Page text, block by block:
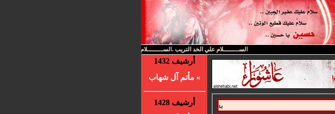
الســــــــلام علي الخد التريب .الســــــــلام علي الشيب الخضيب . الســــــــلام على الســـبط
أرشيف 1432
» مأتم آل شهاب
أرشيف 1428